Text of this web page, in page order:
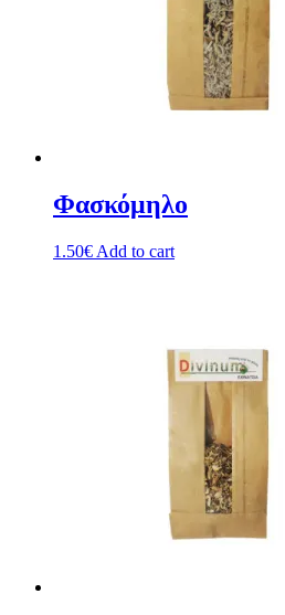
Φασκόμηλο
1.50€ Add to cart